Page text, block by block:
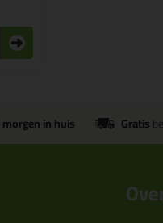
morgen in huis Gratis